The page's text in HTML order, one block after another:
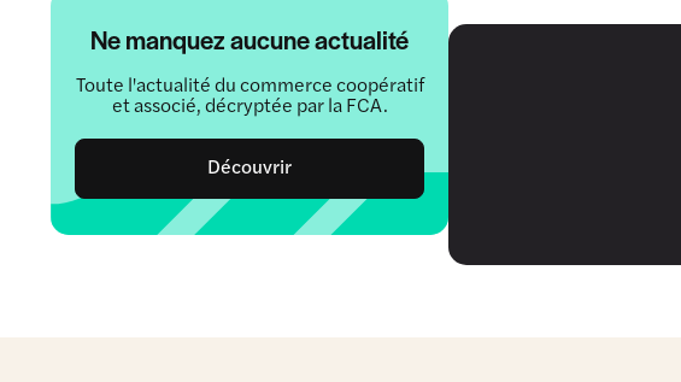
Ne manquez aucune actualité
Toute l'actualité du commerce coopératif
et associé, décryptée par la FCA.
Découvrir